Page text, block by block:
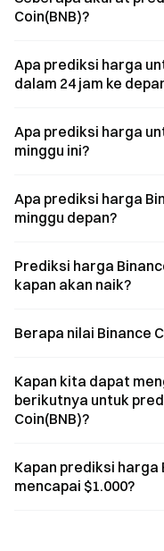
serta potensi
risiko, guna
komprehensif
bagi pengguna.
Coin(BNB)?
Apa prediksi harga
dalam 24 jam ke
Apa prediksi harga
minggu ini?
Apa prediksi harga
minggu depan?
Prediksi harga
kapan akan naik?
Berapa nilai Binance
Kapan kita dapat
berikutnya untuk
Coin(BNB)?
Kapan prediksi harga
mencapai $1.000?